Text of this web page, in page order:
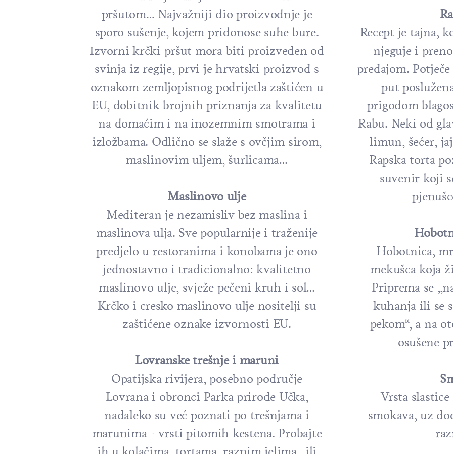
pršutom… Najvažniji dio proizvodnje je
sporo sušenje, kojem pridonose suhe bure.
Izvorni krčki pršut mora biti proizveden od
svinja iz regije, prvi je hrvatski proizvod s
oznakom zemljopisnog podrijetla zaštićen u
EU, dobitnik brojnih priznanja za kvalitetu
na domaćim i na inozemnim smotrama i
izložbama. Odlično se slaže s ovčjim sirom,
maslinovim uljem, šurlicama…
Maslinovo ulje
Mediteran je nezamisliv bez maslina i
maslinova ulja. Sve popularnije i traženije
predjelo u restoranima i konobama je ono
jednostavno i tradicionalno: kvalitetno
maslinovo ulje, svježe pečeni kruh i sol…
Krčko i cresko maslinovo ulje nositelji su
zaštićene oznake izvornosti EU.
Lovranske trešnje i maruni
Opatijska rivijera, posebno područje
Lovrana i obronci Parka prirode Učka,
nadaleko su već poznati po trešnjama i
marunima - vrsti pitomih kestena. Probajte
Recept je tajna,
njeguje i
predajom.
put
prigodom
Rabu. Neki od
limun, šećer,
Rapska torta
suvenir koji
Hobotnica,
mekušca koja
Priprema se
kuhanja ili se
pekom“, a na
osušene
Vrsta
smokava, uz